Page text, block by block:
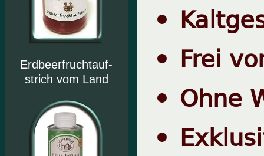
Erdbeerfruchtauf-
strich vom Land
Frei
Ohne